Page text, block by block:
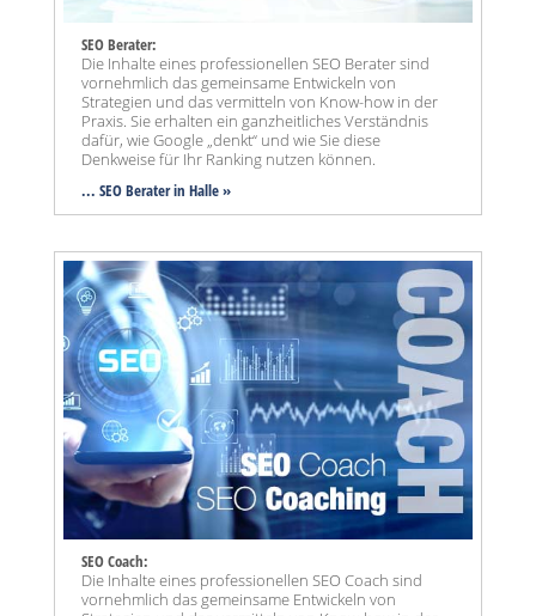
SEO Berater:
Die Inhalte eines professionellen SEO Berater sind
vornehmlich das gemeinsame Entwickeln von
Strategien und das vermitteln von Know-how in der
Praxis. Sie erhalten ein ganzheitliches Verständnis
dafür, wie Google „denkt“ und wie Sie diese
Denkweise für Ihr Ranking nutzen können.
... SEO Berater in Halle »
SEO Coach:
Die Inhalte eines professionellen SEO Coach sind
vornehmlich das gemeinsame Entwickeln von